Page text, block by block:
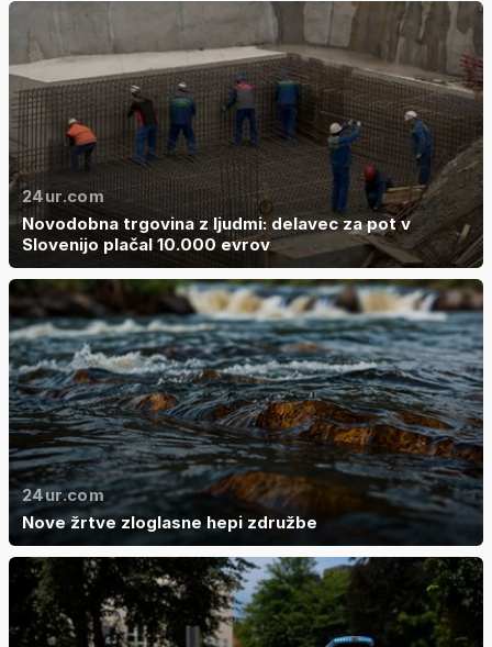
24ur.com
Novodobna trgovina z ljudmi: delavec za pot v
Slovenijo plačal 10.000 evrov
24ur.com
Nove žrtve zloglasne hepi združbe